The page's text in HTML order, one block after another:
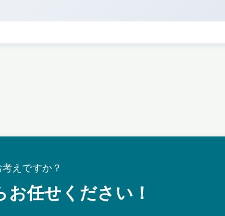
えですか？
任せください！